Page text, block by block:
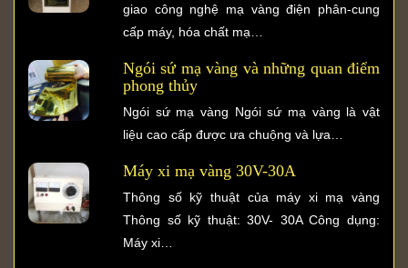
giao công nghệ mạ vàng điện phân-cung
cấp máy, hóa chất mạ…
Ngói sứ mạ vàng và những quan điểm
phong thủy
Ngói sứ mạ vàng Ngói sứ mạ vàng là vật
liệu cao cấp được ưa chuộng và lựa…
Máy xi mạ vàng 30V-30A
Thông số kỹ thuật của máy xi mạ vàng
Thông số kỹ thuật: 30V- 30A Công dụng:
Máy xi…